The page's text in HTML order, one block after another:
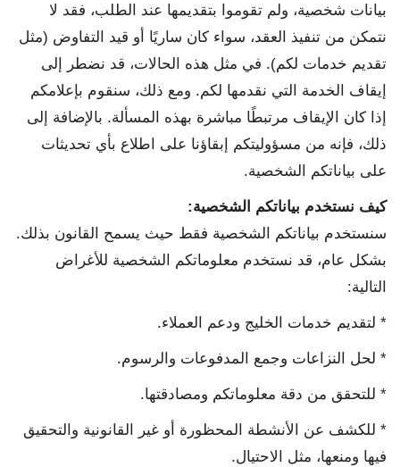
بيانات شخصية، ولم تقوموا بتقديمها عند الطلب، فقد لا
نتمكن من تنفيذ العقد، سواء كان ساريًا أو قيد التفاوض (مثل
تقديم خدمات لكم). في مثل هذه الحالات، قد نضطر إلى
إيقاف الخدمة التي نقدمها لكم. ومع ذلك، سنقوم بإعلامكم
إذا كان الإيقاف مرتبطًا مباشرة بهذه المسألة. بالإضافة إلى
ذلك، فإنه من مسؤوليتكم إبقاؤنا على اطلاع بأي تحديثات
على بياناتكم الشخصية.
كيف نستخدم بياناتكم الشخصية:
سنستخدم بياناتكم الشخصية فقط حيث يسمح القانون بذلك.
بشكل عام، قد نستخدم معلوماتكم الشخصية للأغراض
التالية:
* لتقديم خدمات الخليج ودعم العملاء.
* لحل النزاعات وجمع المدفوعات والرسوم.
* للتحقق من دقة معلوماتكم ومصادقتها.
* للكشف عن الأنشطة المحظورة أو غير القانونية والتحقيق
فيها ومنعها، مثل الاحتيال.